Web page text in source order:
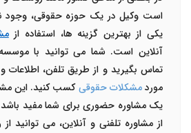
است وکیل در یک حوزه حقوقی، وجود
یکی از بهترین گزینه ها، استفاده از
آنلاین است. شما می توانید با
تماس بگیرید و از طریق تلفن،
موردمشکلات حقوقیکسب کنید. این
یک مشاوره حضوری برای شما مفید باشد.
از مشاوره تلفنی و آنلاین، می توانید